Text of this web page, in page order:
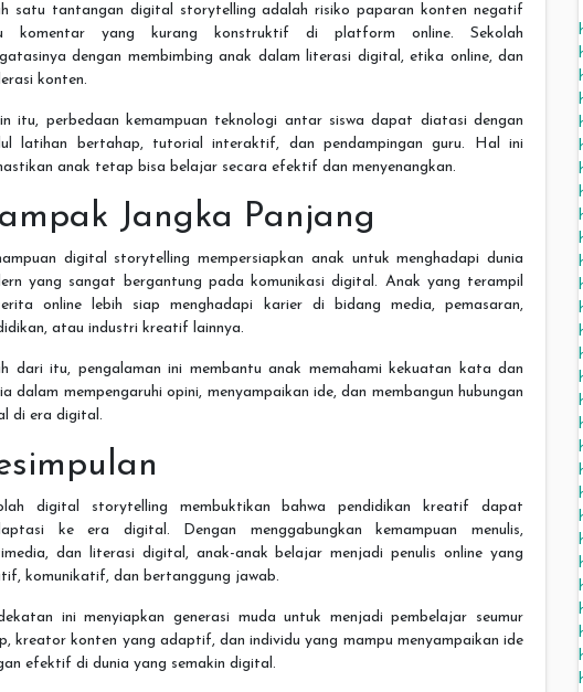
satu tantangan digital storytelling adalah risiko paparan konten negatif
komentar yang kurang konstruktif di platform online. Sekolah
dengan membimbing anak dalam literasi digital, etika online, dan
konten.
itu, perbedaan kemampuan teknologi antar siswa dapat diatasi dengan
latihan bertahap, tutorial interaktif, dan pendampingan guru. Hal ini
anak tetap bisa belajar secara efektif dan menyenangkan.
Jangka Panjang
digital storytelling mempersiapkan anak untuk menghadapi dunia
yang sangat bergantung pada komunikasi digital. Anak yang terampil
online lebih siap menghadapi karier di bidang media, pemasaran,
atau industri kreatif lainnya.
dari itu, pengalaman ini membantu anak memahami kekuatan kata dan
dalam mempengaruhi opini, menyampaikan ide, dan membangun hubungan
di era digital.
digital storytelling membuktikan bahwa pendidikan kreatif dapat
ke era digital. Dengan menggabungkan kemampuan menulis,
dan literasi digital, anak-anak belajar menjadi penulis online yang
komunikatif, dan bertanggung jawab.
ini menyiapkan generasi muda untuk menjadi pembelajar seumur
kreator konten yang adaptif, dan individu yang mampu menyampaikan ide
efektif di dunia yang semakin digital.